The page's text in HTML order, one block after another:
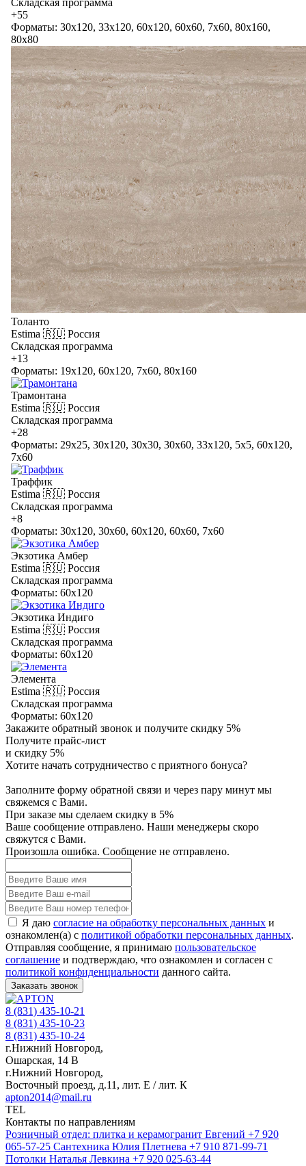
Складская программа
+55
Форматы: 30x120, 33x120, 60x120, 60x60, 7x60, 80x160,
80x80
Толанто
Estima 🇷🇺 Россия
Складская программа
+13
Форматы: 19x120, 60x120, 7x60, 80x160
Трамонтана
Estima 🇷🇺 Россия
Складская программа
+28
Форматы: 29x25, 30x120, 30x30, 30x60, 33x120, 5x5, 60x120,
7x60
Траффик
Estima 🇷🇺 Россия
Складская программа
+8
Форматы: 30x120, 30x60, 60x120, 60x60, 7x60
Экзотика Амбер
Estima 🇷🇺 Россия
Складская программа
Форматы: 60x120
Экзотика Индиго
Estima 🇷🇺 Россия
Складская программа
Форматы: 60x120
Элемента
Estima 🇷🇺 Россия
Складская программа
Форматы: 60x120
Закажите обратный звонок и получите скидку 5%
Получите прайс-лист
и скидку 5%
Хотите начать сотрудничество с приятного бонуса?
Заполните форму обратной связи и через пару минут мы
свяжемся с Вами.
При заказе мы сделаем скидку в 5%
Ваше сообщение отправлено. Наши менеджеры скоро
свяжутся с Вами.
Произошла ошибка. Сообщение не отправлено.
Я даю согласие на обработку персональных данных и
ознакомлен(а) с политикой обработки персональных данных.
Отправляя сообщение, я принимаю пользовательское
соглашение и подтверждаю, что ознакомлен и согласен с
политикой конфиденциальности данного сайта.
Заказать звонок
8 (831) 435-10-21
8 (831) 435-10-23
8 (831) 435-10-24
г.Нижний Новгород,
Ошарская, 14 В
г.Нижний Новгород,
Восточный проезд, д.11, лит. Е / лит. К
apton2014@mail.ru
TEL
Контакты по направлениям
Розничный отдел: плитка и керамогранит Евгений +7 920
065-57-25 Сантехника Юлия Плетнева +7 910 871-99-71
Потолки Наталья Левкина +7 920 025-63-44